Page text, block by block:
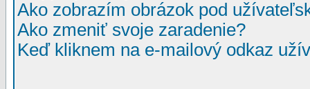
Ako zobrazím obrázok pod
Ako zmeniť svoje zaradenie?
Keď kliknem na e-mailový odkaz